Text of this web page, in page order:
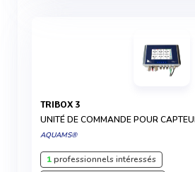
TRIBOX 3
UNITÉ DE COMMANDE POUR
AQUAMS®
1professionnels intéressés